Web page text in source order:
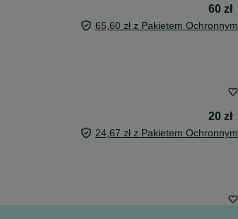
60 zł
65,60 zł z Pakietem Ochronnym
20 zł
24,67 zł z Pakietem Ochronnym